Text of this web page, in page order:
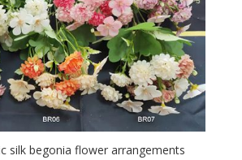
silk begonia flower arrangements